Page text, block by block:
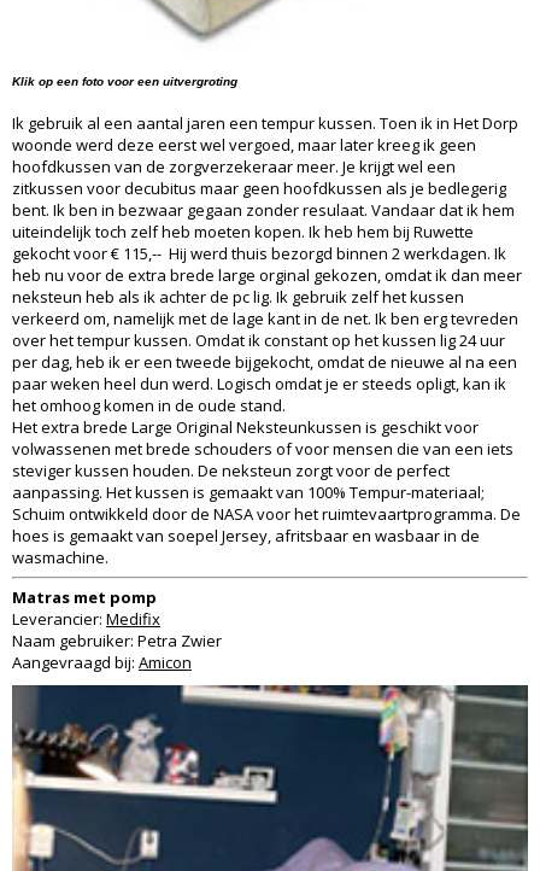
Klik op een foto voor een uitvergroting
Ik gebruik al een aantal jaren een tempur kussen. Toen ik in Het Dorp
woonde werd deze eerst wel vergoed, maar later kreeg ik geen
hoofdkussen van de zorgverzekeraar meer. Je krijgt wel een
zitkussen voor decubitus maar geen hoofdkussen als je bedlegerig
bent. Ik ben in bezwaar gegaan zonder resulaat. Vandaar dat ik hem
uiteindelijk toch zelf heb moeten kopen. Ik heb hem bij Ruwette
gekocht voor € 115,-- Hij werd thuis bezorgd binnen 2 werkdagen. Ik
heb nu voor de extra brede large orginal gekozen, omdat ik dan meer
neksteun heb als ik achter de pc lig. Ik gebruik zelf het kussen
verkeerd om, namelijk met de lage kant in de net. Ik ben erg tevreden
over het tempur kussen. Omdat ik constant op het kussen lig 24 uur
per dag, heb ik er een tweede bijgekocht, omdat de nieuwe al na een
paar weken heel dun werd. Logisch omdat je er steeds opligt, kan ik
het omhoog komen in de oude stand.
Het extra brede Large Original Neksteunkussen is geschikt voor
volwassenen met brede schouders of voor mensen die van een iets
steviger kussen houden. De neksteun zorgt voor de perfect
aanpassing. Het kussen is gemaakt van 100% Tempur-materiaal;
Schuim ontwikkeld door de NASA voor het ruimtevaartprogramma. De
hoes is gemaakt van soepel Jersey, afritsbaar en wasbaar in de
wasmachine.
Matras met pomp
Leverancier: Medifix
Naam gebruiker: Petra Zwier
Aangevraagd bij: Amicon